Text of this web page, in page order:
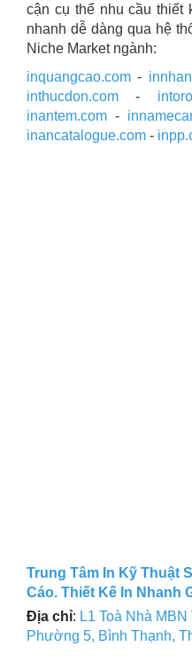
cận cụ thể nhu cầu thiết
nhanh dễ dàng qua hệ
Niche Market ngành:
inquangcao.com -
inthucdon.com -
inantem.com -
inancatalogue.com -
Trung Tâm In Kỹ Thuật
Cáo. Thiết Kế In Nhanh
Địa chỉ: L1 Toà Nhà
Phường 5, Bình Thạnh,